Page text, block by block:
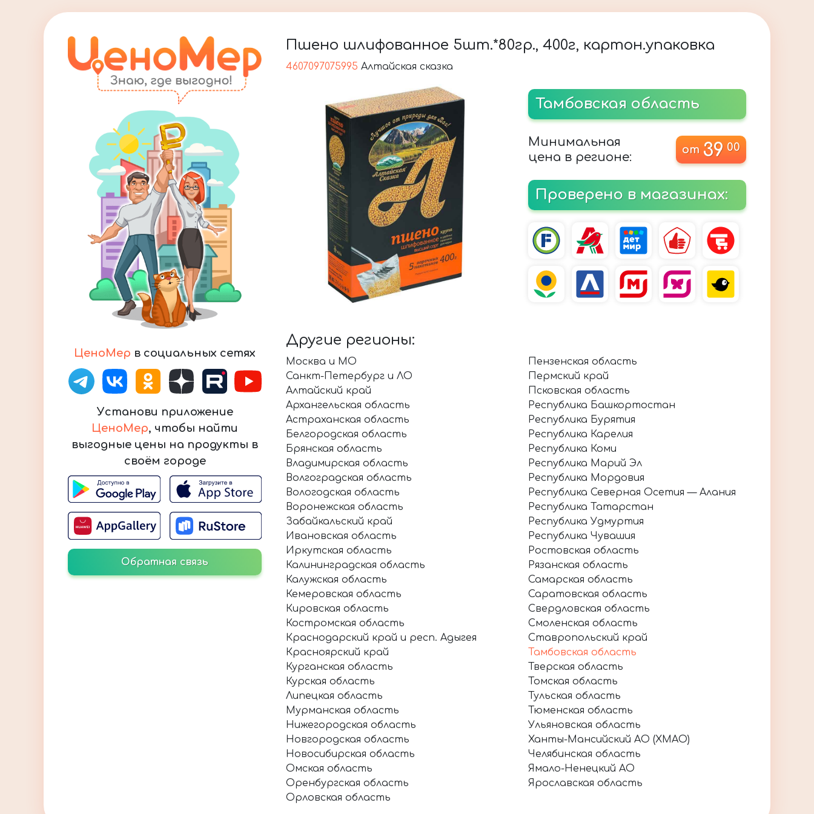
ЦеноМер в социальных сетях
Установи приложение
ЦеноМер, чтобы найти
выгодные цены на продукты в
своём городе
Обратная связь
Пшено шлифованное 5шт.*80гр., 400г, картон.упаковка
4607097075995 Алтайская сказка
Тамбовская область
Минимальная
цена в регионе:
от 39 00
Проверено в магазинах:
Другие регионы:
Москва и МО
Санкт-Петербург и ЛО
Алтайский край
Архангельская область
Астраханская область
Белгородская область
Брянская область
Владимирская область
Волгоградская область
Вологодская область
Воронежская область
Забайкальский край
Ивановская область
Иркутская область
Калининградская область
Калужская область
Кемеровская область
Кировская область
Костромская область
Краснодарский край и респ. Адыгея
Красноярский край
Курганская область
Курская область
Липецкая область
Мурманская область
Нижегородская область
Новгородская область
Новосибирская область
Омская область
Оренбургская область
Орловская область
Пензенская область
Пермский край
Псковская область
Республика Башкортостан
Республика Бурятия
Республика Карелия
Республика Коми
Республика Марий Эл
Республика Мордовия
Республика Северная Осетия — Алания
Республика Татарстан
Республика Удмуртия
Республика Чувашия
Ростовская область
Рязанская область
Самарская область
Саратовская область
Свердловская область
Смоленская область
Ставропольский край
Тамбовская область
Тверская область
Томская область
Тульская область
Тюменская область
Ульяновская область
Ханты-Мансийский АО (ХМАО)
Челябинская область
Ямало-Ненецкий АО
Ярославская область